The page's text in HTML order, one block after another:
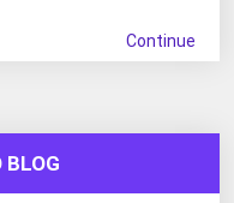
Continue
BLOG